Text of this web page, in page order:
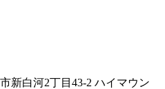
新白河2丁目43-2 ハイマウン